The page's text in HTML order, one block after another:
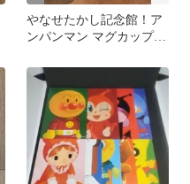
やなせたかし記念館！ア
ンパンマン マグカップ！
ム 高知限定